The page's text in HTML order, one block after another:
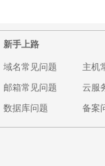
新手上路
域名常见问题 主机
邮箱常见问题
云服
数据库问题
备案